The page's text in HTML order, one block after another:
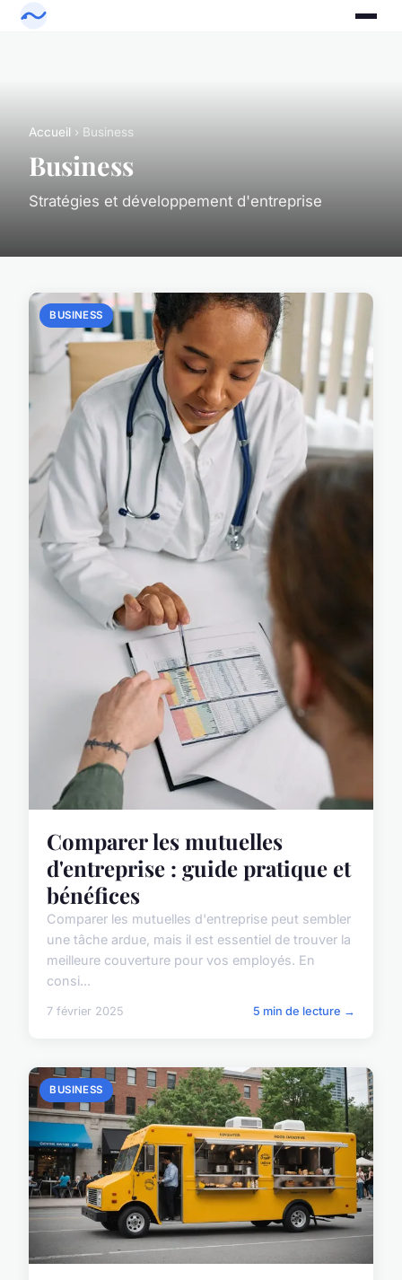
Accueil › Business
Business
Stratégies et développement d'entreprise
BUSINESS
Comparer les mutuelles
d'entreprise : guide pratique et
bénéfices
Comparer les mutuelles d'entreprise peut sembler
une tâche ardue, mais il est essentiel de trouver la
meilleure couverture pour vos employés. En
consi...
7 février 2025 5 min de lecture →
BUSINESS